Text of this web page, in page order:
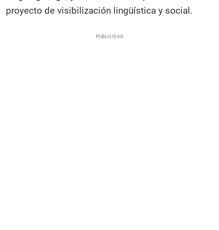
proyecto de visibilización lingüística y social.